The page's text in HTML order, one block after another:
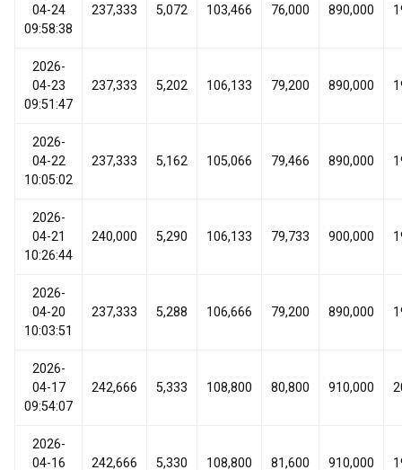
04-24
09:58:38
237,333 5,072 103,466 76,000 890,000
2026-
04-23
09:51:47
237,333 5,202 106,133 79,200 890,000
2026-
04-22
10:05:02
237,333 5,162 105,066 79,466 890,000
2026-
04-21
10:26:44
240,000 5,290 106,133 79,733 900,000
2026-
04-20
10:03:51
237,333 5,288 106,666 79,200 890,000
2026-
04-17
09:54:07
242,666 5,333 108,800 80,800 910,000
2026-
04-16
242,666 5,330 108,800 81,600 910,000